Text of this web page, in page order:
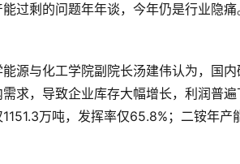
剩的问题年年谈，今年仍是行业隐痛
与化工学院副院长汤建伟认为，国内
求，导致企业库存大幅增长，利润普
1151.3万吨，发挥率仅65.8%；二铵年